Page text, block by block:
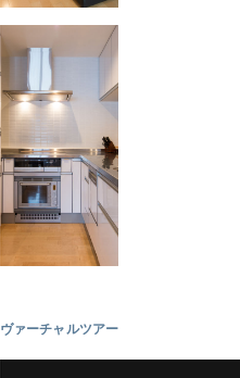
ヴァーチャルツアー